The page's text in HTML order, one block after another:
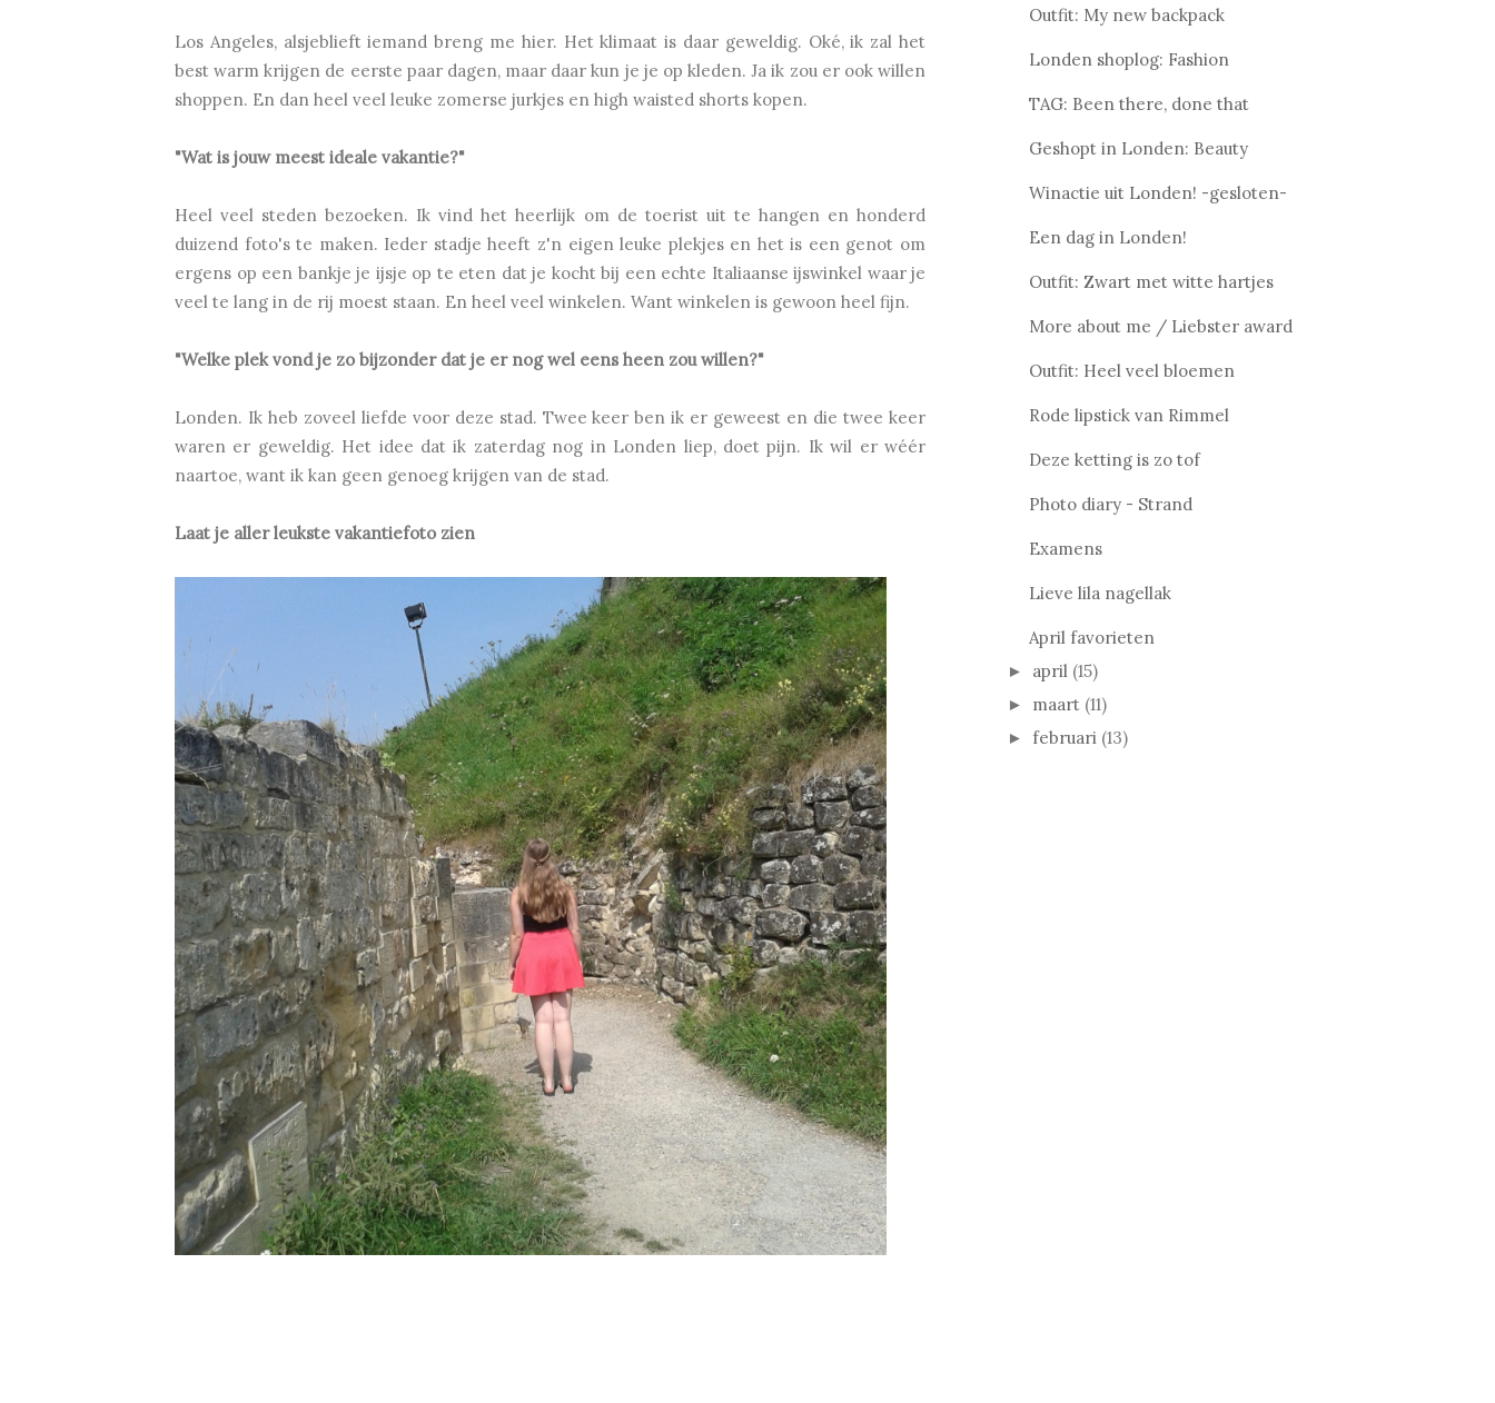
Los Angeles, alsjeblieft iemand breng me hier. Het klimaat is daar geweldig. Oké, ik zal het
best warm krijgen de eerste paar dagen, maar daar kun je je op kleden. Ja ik zou er ook willen
shoppen. En dan heel veel leuke zomerse jurkjes en high waisted shorts kopen.
"Wat is jouw meest ideale vakantie?"
Heel veel steden bezoeken. Ik vind het heerlijk om de toerist uit te hangen en honderd
duizend foto's te maken. Ieder stadje heeft z'n eigen leuke plekjes en het is een genot om
ergens op een bankje je ijsje op te eten dat je kocht bij een echte Italiaanse ijswinkel waar je
veel te lang in de rij moest staan. En heel veel winkelen. Want winkelen is gewoon heel fijn.
"Welke plek vond je zo bijzonder dat je er nog wel eens heen zou willen?"
Londen. Ik heb zoveel liefde voor deze stad. Twee keer ben ik er geweest en die twee keer
waren er geweldig. Het idee dat ik zaterdag nog in Londen liep, doet pijn. Ik wil er wéér
naartoe, want ik kan geen genoeg krijgen van de stad.
Laat je aller leukste vakantiefoto zien
Outfit: My new backpack
Londen shoplog: Fashion
TAG: Been there, done that
Geshopt in Londen: Beauty
Winactie uit Londen! -gesloten-
Een dag in Londen!
Outfit: Zwart met witte hartjes
More about me / Liebster award
Outfit: Heel veel bloemen
Rode lipstick van Rimmel
Deze ketting is zo tof
Photo diary - Strand
Examens
Lieve lila nagellak
April favorieten
► april (15)
► maart (11)
► februari (13)